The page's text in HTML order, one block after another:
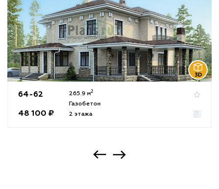
64-62
48 100 ₽
265.9 м2
Газобетон
2 этажа